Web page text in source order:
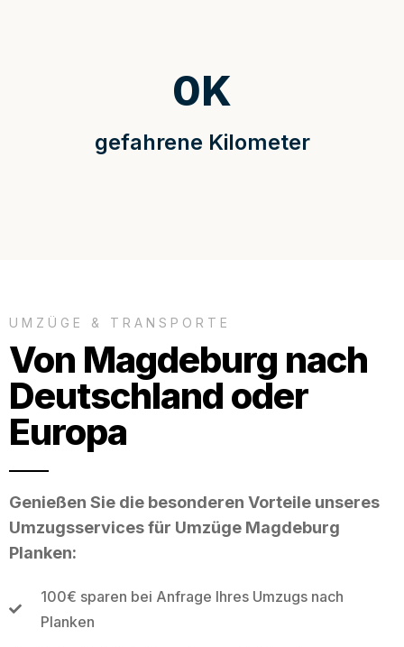
gefahrene Kilometer
0K
UMZÜGE & TRANSPORTE
Von Magdeburg nach
Deutschland oder
Europa
Genießen Sie die besonderen Vorteile unseres
Umzugsservices für Umzüge Magdeburg
Planken:
100€ sparen bei Anfrage Ihres Umzugs nach
Planken